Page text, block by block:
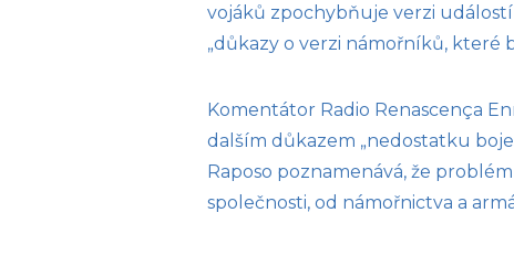
vojáků zpochybňuje verzi
„důkazy o verzi námořníků, které
Komentátor Radio Renascença
dalším důkazem „nedostatku
Raposo poznamenává, že
společnosti, od námořnictva a